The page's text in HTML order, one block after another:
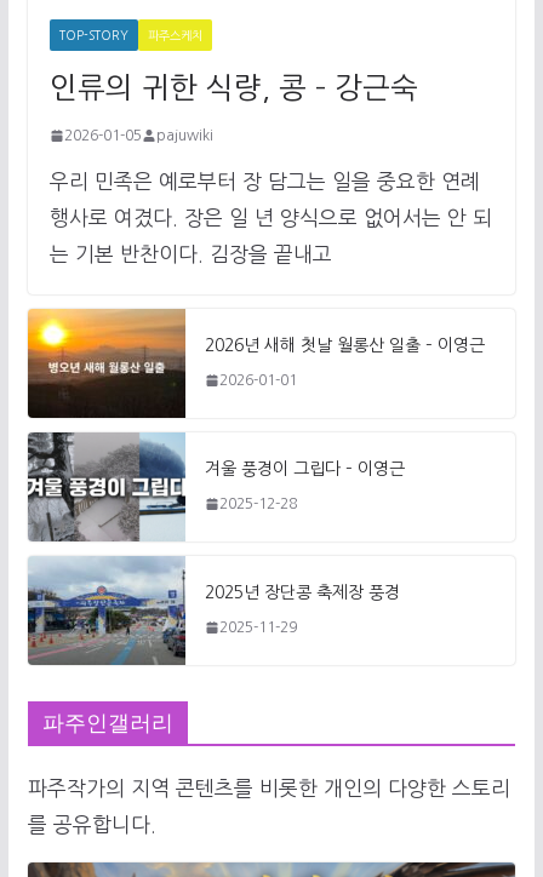
TOP-STORY 파주스케치
인류의 귀한 식량, 콩 – 강근숙
2026-01-05 pajuwiki
우리 민족은 예로부터 장 담그는 일을 중요한 연례
행사로 여겼다. 장은 일 년 양식으로 없어서는 안 되
는 기본 반찬이다. 김장을 끝내고
2026년 새해 첫날 월롱산 일출 – 이영근
2026-01-01
겨울 풍경이 그립다 – 이영근
2025-12-28
2025년 장단콩 축제장 풍경
2025-11-29
파주인갤러리
파주작가의 지역 콘텐츠를 비롯한 개인의 다양한 스토리
를 공유합니다.